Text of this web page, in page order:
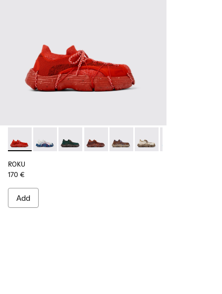
ROKU - K100953-002 - Red Sneaker for Men
ROKU - K100953-014 - Multicolor Textile Sneakers for
ROKU - K100953-012 - Green Sneaker for Men
ROKU - K100953-010 - Burgundy
ROKU - K100953-009 - Brown/
ROKU - K100953-008 -
ROKU -
ROKU
170 €
Add